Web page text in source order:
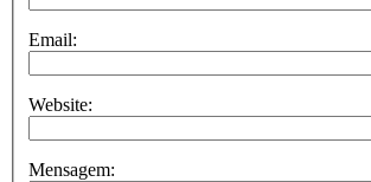
Email:
Website:
Mensagem: